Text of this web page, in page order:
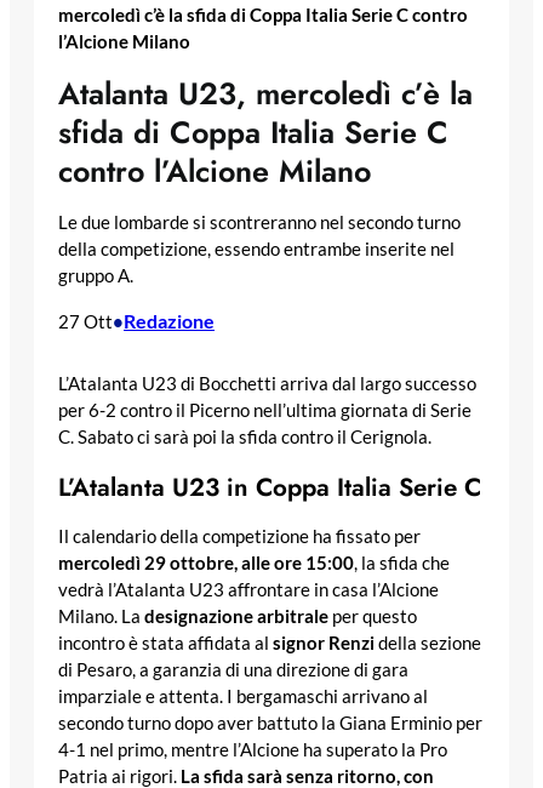
mercoledì c’è la sfida di Coppa Italia Serie C contro
l’Alcione Milano
Atalanta U23, mercoledì c’è la
sfida di Coppa Italia Serie C
contro l’Alcione Milano
Le due lombarde si scontreranno nel secondo turno
della competizione, essendo entrambe inserite nel
gruppo A.
27 Ott•Redazione
L’Atalanta U23 di Bocchetti arriva dal largo successo
per 6-2 contro il Picerno nell’ultima giornata di Serie
C. Sabato ci sarà poi la sfida contro il Cerignola.
L’Atalanta U23 in Coppa Italia Serie C
Il calendario della competizione ha fissato per
mercoledì 29 ottobre, alle ore 15:00, la sfida che
vedrà l’Atalanta U23 affrontare in casa l’Alcione
Milano. La designazione arbitrale per questo
incontro è stata affidata al signor Renzidella sezione
di Pesaro, a garanzia di una direzione di gara
imparziale e attenta. I bergamaschi arrivano al
secondo turno dopo aver battuto la Giana Erminio per
4-1 nel primo, mentre l’Alcione ha superato la Pro
Patria ai rigori. La sfida sarà senza ritorno, con